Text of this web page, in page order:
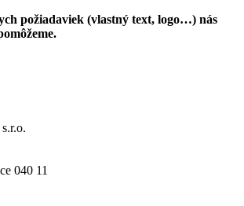
požiadaviek (vlastný text, logo…) nás
040 11